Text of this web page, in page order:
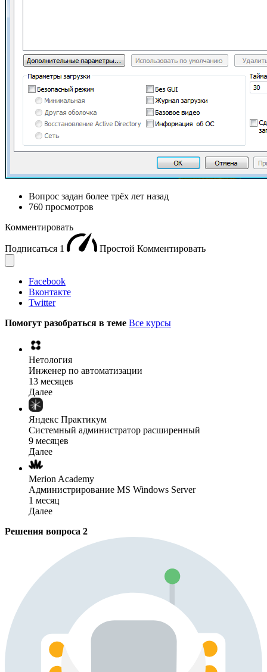
Вопрос задан более трёх лет назад
760 просмотров
Комментировать
Подписаться 1 Простой Комментировать
Facebook
Вконтакте
Twitter
Помогут разобраться в теме Все курсы
Нетология
Инженер по автоматизации
13 месяцев
Далее
Яндекс Практикум
Системный администратор расширенный
9 месяцев
Далее
Merion Academy
Администрирование MS Windows Server
1 месяц
Далее
Решения вопроса 2